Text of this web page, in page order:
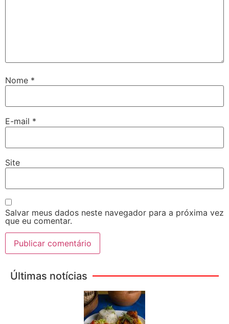
Nome *
E-mail *
Site
Salvar meus dados neste navegador para a próxima vez
que eu comentar.
Últimas notícias